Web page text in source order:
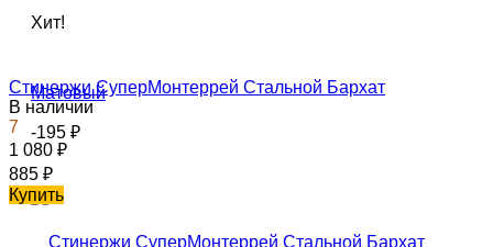
Хит!
-195 ₽
Стинержи СуперМонтеррей Стальной Бархат
В наличии
7
1 080 ₽
885 ₽
Купить